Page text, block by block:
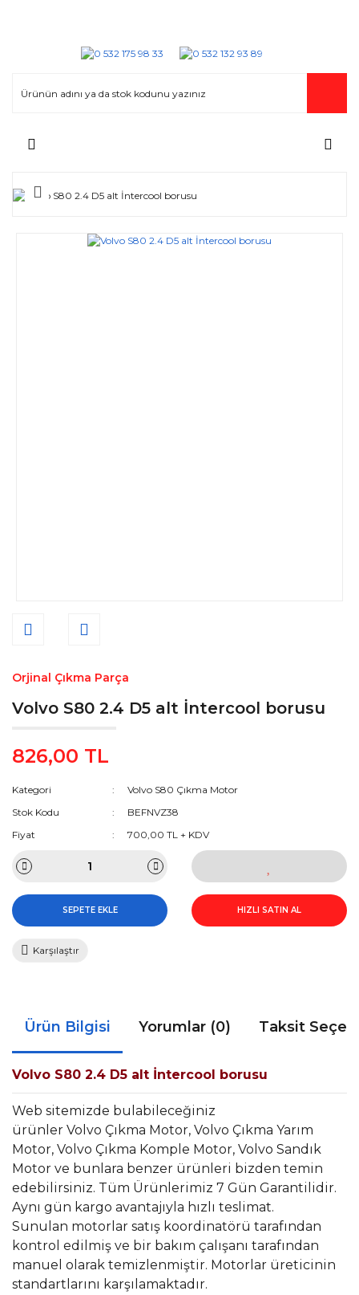
Orjinal Çıkma Parça
Volvo S80 2.4 D5 alt İntercool borusu
826,00 TL
Kategori
Volvo S80 Çıkma Motor
Stok Kodu
BEFNVZ38
Fiyat
700,00 TL + KDV
SEPETE EKLE HIZLI SATIN AL
Karşılaştır
Ürün Bilgisi Yorumlar (0) Taksit
Volvo S80 2.4 D5 alt İntercool borusu
Web sitemizde bulabileceğiniz
ürünler Volvo Çıkma Motor, Volvo Çıkma Yarım
Motor, Volvo Çıkma Komple Motor, Volvo Sandık
Motor ve bunlara benzer ürünleri bizden temin
edebilirsiniz. Tüm Ürünlerimiz 7 Gün Garantilidir.
Aynı gün kargo avantajıyla hızlı teslimat.
Sunulan motorlar satış koordinatörü tarafından
kontrol edilmiş ve bir bakım çalışanı tarafından
manuel olarak temizlenmiştir. Motorlar üreticinin
standartlarını karşılamaktadır.